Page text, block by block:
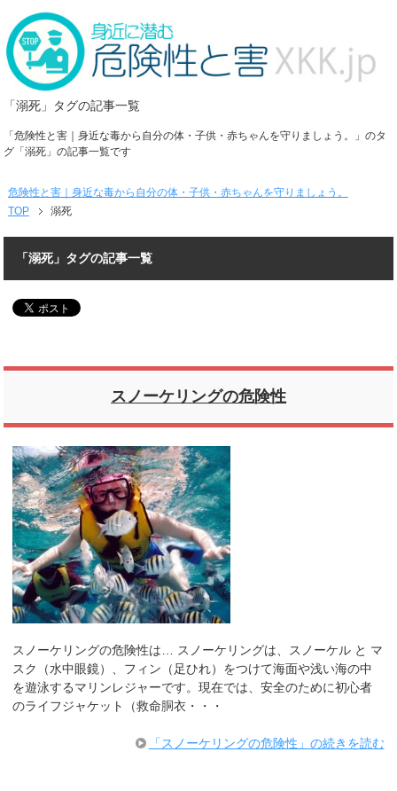
「溺死」タグの記事一覧
「危険性と害｜身近な毒から自分の体・子供・赤ちゃんを守りましょう。」のタ
グ「溺死」の記事一覧です
危険性と害｜身近な毒から自分の体・子供・赤ちゃんを守りましょう。
TOP
溺死
「溺死」タグの記事一覧
スノーケリングの危険性
スノーケリングの危険性は… スノーケリングは、スノーケル と マ
スク（水中眼鏡）、フィン（足ひれ）をつけて海面や浅い海の中
を遊泳するマリンレジャーです。現在では、安全のために初心者
のライフジャケット（救命胴衣・・・
「スノーケリングの危険性」の続きを読む